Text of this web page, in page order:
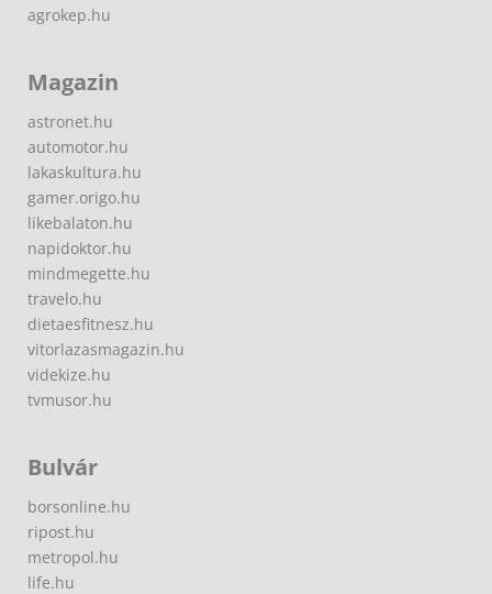
agrokep.hu
Magazin
astronet.hu
automotor.hu
lakaskultura.hu
gamer.origo.hu
likebalaton.hu
napidoktor.hu
mindmegette.hu
travelo.hu
dietaesfitnesz.hu
vitorlazasmagazin.hu
videkize.hu
tvmusor.hu
Bulvár
borsonline.hu
ripost.hu
metropol.hu
life.hu